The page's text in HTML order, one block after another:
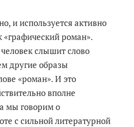
и используется активно
«графический роман».
слышит слово
другие образы
«роман». И это
вполне
мы говорим о
с сильной литературной